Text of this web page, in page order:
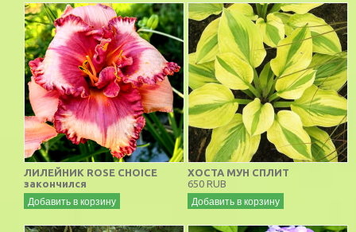
ЛИЛЕЙНИК ROSE CHOICE
закончился
Добавить в корзину
ХОСТА МУН СПЛИТ
650 RUB
Добавить в корзину